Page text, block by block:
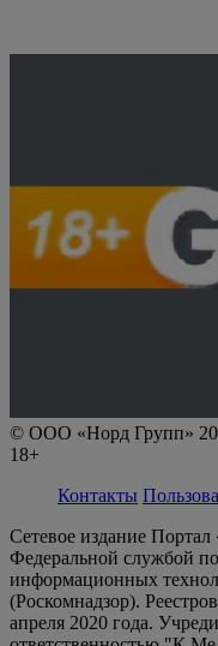
© ООО «Норд Групп»
18+
Контакты
Сетевое издание Портал
Федеральной службой
информационных
(Роскомнадзор).
апреля 2020 года.